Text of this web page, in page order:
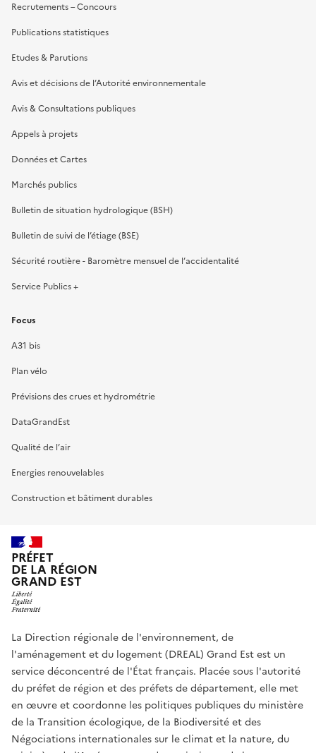
Recrutements – Concours
Publications statistiques
Etudes & Parutions
Avis et décisions de l’Autorité environnementale
Avis & Consultations publiques
Appels à projets
Données et Cartes
Marchés publics
Bulletin de situation hydrologique (BSH)
Bulletin de suivi de l’étiage (BSE)
Sécurité routière - Baromètre mensuel de l’accidentalité
Service Publics +
Focus
A31 bis
Plan vélo
Prévisions des crues et hydrométrie
DataGrandEst
Qualité de l’air
Energies renouvelables
Construction et bâtiment durables
PRÉFET
DE LA RÉGION
GRAND EST
La Direction régionale de l'environnement, de
l'aménagement et du logement (DREAL) Grand Est est un
service déconcentré de l'État français. Placée sous l'autorité
du préfet de région et des préfets de département, elle met
en œuvre et coordonne les politiques publiques du ministère
de la Transition écologique, de la Biodiversité et des
Négociations internationales sur le climat et la nature, du